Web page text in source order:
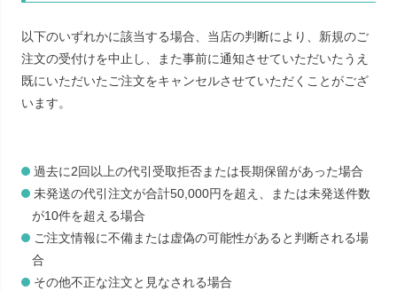
以下のいずれかに該当する場合、当店の判断により、新規のご
注文の受付けを中止し、また事前に通知させていただいたうえ
既にいただいたご注文をキャンセルさせていただくことがござ
います。
過去に2回以上の代引受取拒否または長期保留があった場合
未発送の代引注文が合計50,000円を超え、または未発送件数
が10件を超える場合
ご注文情報に不備または虚偽の可能性があると判断される場
合
その他不正な注文と見なされる場合